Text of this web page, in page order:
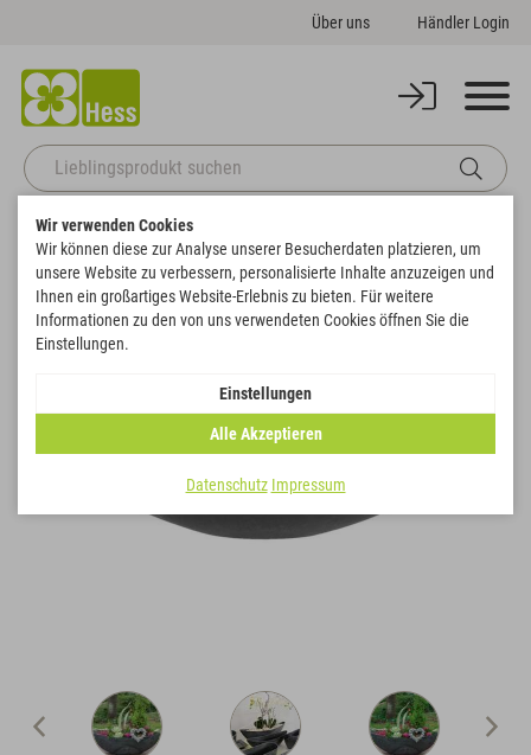
Über uns Händler Login
Startseite Gefäße Pflanzgefäße
Zurück zur Artikelübersicht
Wir verwenden Cookies
Wir können diese zur Analyse unserer Besucherdaten platzieren, um
unsere Website zu verbessern, personalisierte Inhalte anzuzeigen und
Ihnen ein großartiges Website-Erlebnis zu bieten. Für weitere
Informationen zu den von uns verwendeten Cookies öffnen Sie die
Einstellungen.
Einstellungen
Alle Akzeptieren
Datenschutz Impressum